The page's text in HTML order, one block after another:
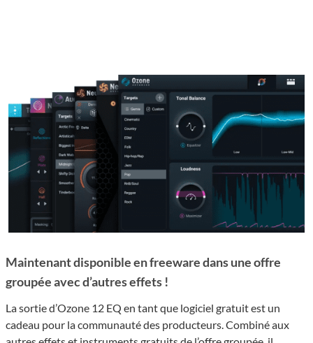
Maintenant disponible en freeware dans une offre
groupée avec d’autres effets !
La sortie d’Ozone 12 EQ en tant que logiciel gratuit est un
cadeau pour la communauté des producteurs. Combiné aux